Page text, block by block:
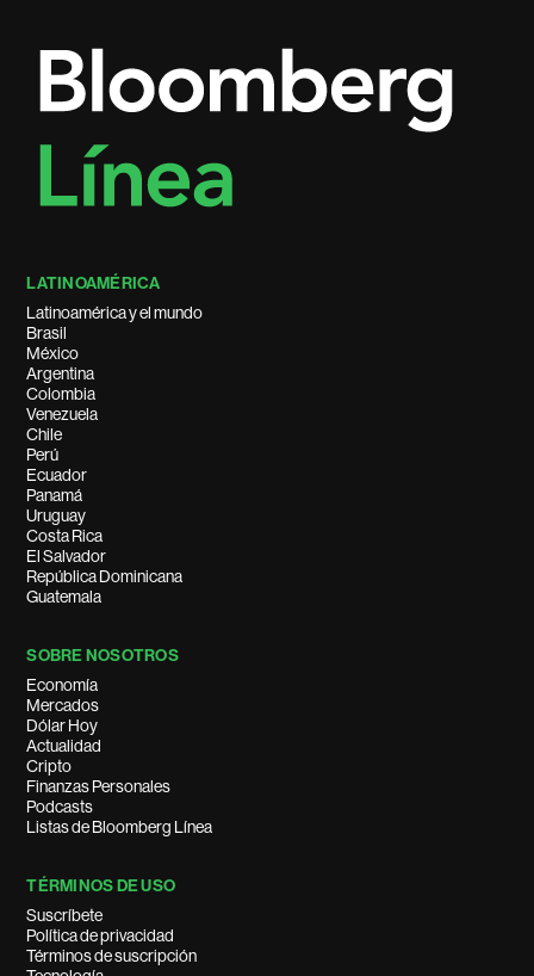
LATINOAMÉRICA
Latinoamérica y el mundo
Brasil
México
Argentina
Colombia
Venezuela
Chile
Perú
Ecuador
Panamá
Uruguay
Costa Rica
El Salvador
República Dominicana
Guatemala
SOBRE NOSOTROS
Economía
Mercados
Dólar Hoy
Actualidad
Cripto
Finanzas Personales
Podcasts
Listas de Bloomberg Línea
TÉRMINOS DE USO
Suscríbete
Política de privacidad
Términos de suscripción